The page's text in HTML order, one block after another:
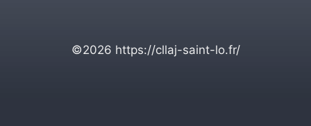
©2026 https://cllaj-saint-lo.fr/